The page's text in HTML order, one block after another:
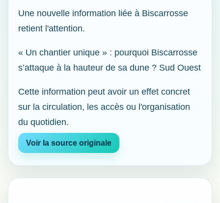
Une nouvelle information liée à Biscarrosse
retient l'attention.
« Un chantier unique » : pourquoi Biscarrosse
s’attaque à la hauteur de sa dune ? Sud Ouest
Cette information peut avoir un effet concret
sur la circulation, les accès ou l'organisation
du quotidien.
Voir la source originale